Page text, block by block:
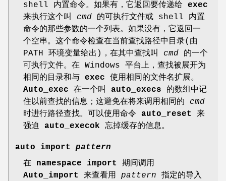
shell 内置命令。如果有，它返回要传递给 exec
来执行这个叫 cmd
的可执行文件或 shell 内置
命令的那些参数的一个列表。如果没有，它返回一
个空串。这个命令检查在当前查找路径中目录(由
PATH 环境变量给出)，在其中查找叫 cmd 的一个
可执行文件。在 Windows 平台上，查找被展开为
相同的目录和与 exec 使用相同的文件名扩展。
Auto_exec 在一个叫 auto_execs
的数组中记
住以前查找的信息；这避免在将来调用相同的 cmd
时进行路径查找。可以使用命令 auto_reset
来
强迫 auto_execok 忘掉缓存的信息。
auto_import pattern
在 namespace import
期间调用
Auto_import
来查看用 pattern 指定的导入